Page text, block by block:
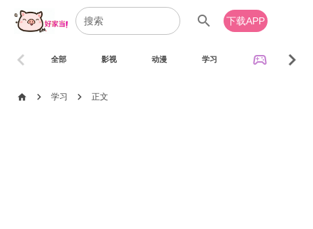
search 下载APP
全部 影视 动漫 学习 sports_esports
chevron_left chevron_right
home chevron_right 学习 chevron_right 正文